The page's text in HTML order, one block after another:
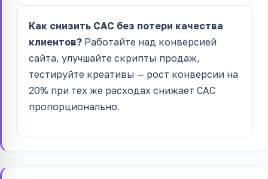
Как снизить CAC без потери качества
клиентов? Работайте над конверсией
сайта, улучшайте скрипты продаж,
тестируйте креативы — рост конверсии на
20% при тех же расходах снижает CAC
пропорционально.